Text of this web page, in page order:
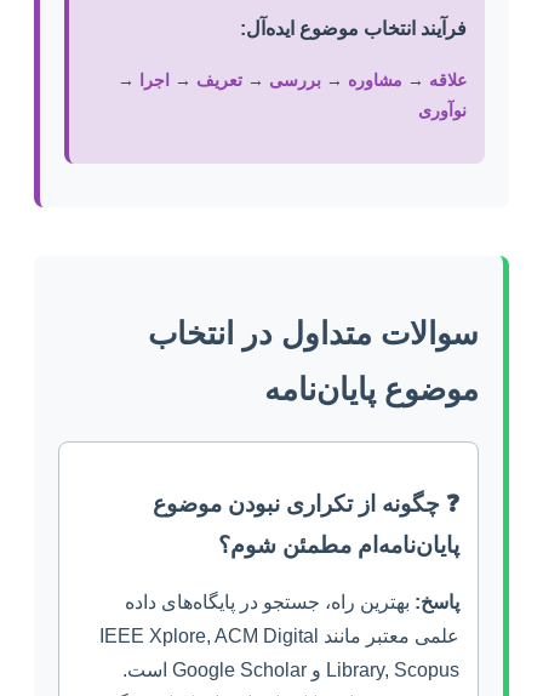
فرآیند انتخاب موضوع ایده‌آل:
علاقه → مشاوره → بررسی → تعریف → اجرا →
نوآوری
سوالات متداول در انتخاب
موضوع پایان‌نامه
❓ چگونه از تکراری نبودن موضوع
پایان‌نامه‌ام مطمئن شوم؟
پاسخ: بهترین راه، جستجو در پایگاه‌های داده
علمی معتبر مانند IEEE Xplore, ACM Digital
Library, Scopus و Google Scholar است.